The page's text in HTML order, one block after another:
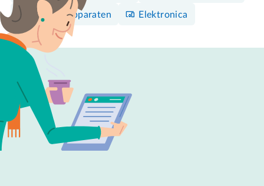
Overige apparaten Elektronica